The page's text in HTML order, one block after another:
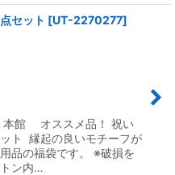
セット [UT-2270277]
本館 オススメ品！ 祝い
ト 縁起の良いモチーフが
品の福袋です。 ※破損を
ン内…